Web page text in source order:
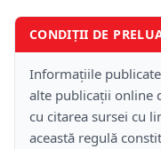
CONDIȚII DE
Informațiile
alte publicații online
cu citarea sursei cu
această regulă